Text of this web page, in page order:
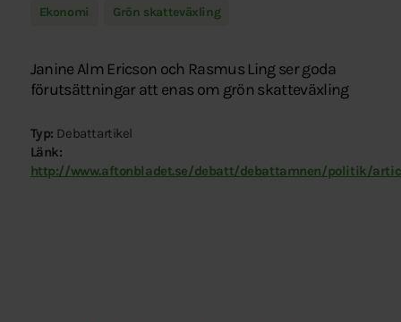
Ekonomi Grön skatteväxling
Janine Alm Ericson och Rasmus Ling ser goda
förutsättningar att enas om grön skatteväxling
Typ: Debattartikel
Länk:
http://www.aftonbladet.se/debatt/debattamnen/politik/